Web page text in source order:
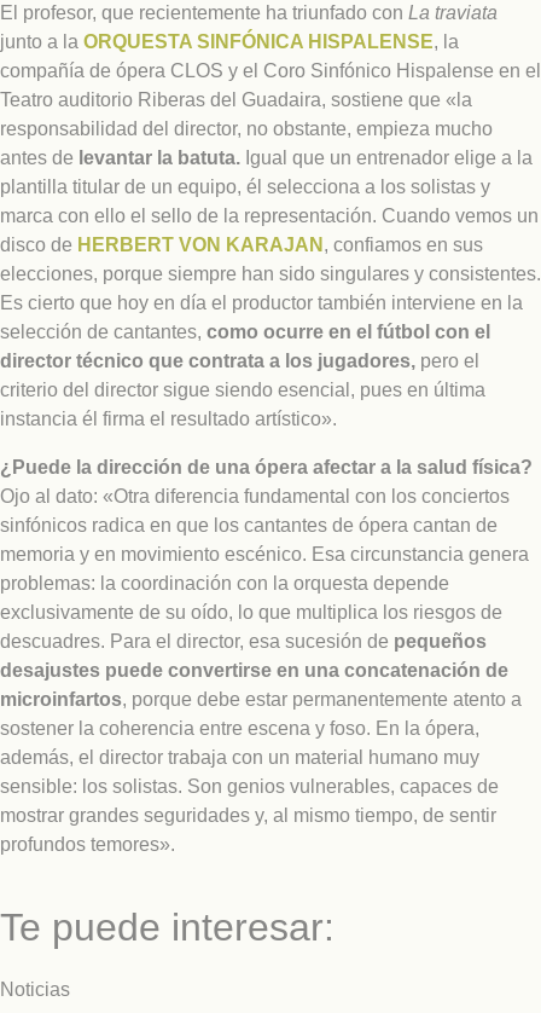
El profesor, que recientemente ha triunfado con La traviata
junto a la ORQUESTA SINFÓNICA HISPALENSE, la
compañía de ópera CLOS y el Coro Sinfónico Hispalense en el
Teatro auditorio Riberas del Guadaira, sostiene que «la
responsabilidad del director, no obstante, empieza mucho
antes de levantar la batuta. Igual que un entrenador elige a la
plantilla titular de un equipo, él selecciona a los solistas y
marca con ello el sello de la representación. Cuando vemos un
disco de HERBERT VON KARAJAN , confiamos en sus
elecciones, porque siempre han sido singulares y consistentes.
Es cierto que hoy en día el productor también interviene en la
selección de cantantes, como ocurre en el fútbol con el
director técnico que contrata a los jugadores, pero el
criterio del director sigue siendo esencial, pues en última
instancia él firma el resultado artístico».
¿Puede la dirección de una ópera afectar a la salud física?
Ojo al dato: «Otra diferencia fundamental con los conciertos
sinfónicos radica en que los cantantes de ópera cantan de
memoria y en movimiento escénico. Esa circunstancia genera
problemas: la coordinación con la orquesta depende
exclusivamente de su oído, lo que multiplica los riesgos de
descuadres. Para el director, esa sucesión de pequeños
desajustes puede convertirse en una concatenación de
microinfartos, porque debe estar permanentemente atento a
sostener la coherencia entre escena y foso. En la ópera,
además, el director trabaja con un material humano muy
sensible: los solistas. Son genios vulnerables, capaces de
mostrar grandes seguridades y, al mismo tiempo, de sentir
profundos temores».
Te puede interesar:
Noticias